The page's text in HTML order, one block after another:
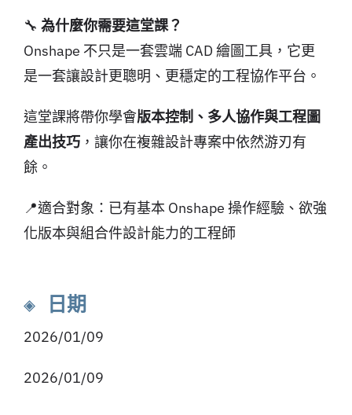
🔧 為什麼你需要這堂課？
Onshape 不只是一套雲端 CAD 繪圖工具，它更
是一套讓設計更聰明、更穩定的工程協作平台。
這堂課將帶你學會版本控制、多人協作與工程圖
產出技巧 ，讓你在複雜設計專案中依然游刃有
餘。
📍適合對象：已有基本 Onshape 操作經驗、欲強
化版本與組合件設計能力的工程師
◈ 日期
2026/01/09
2026/01/09